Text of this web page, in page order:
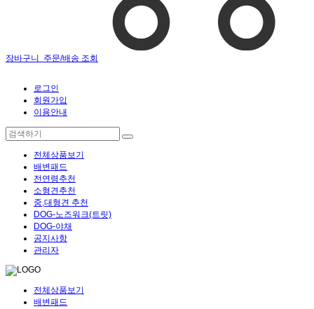
장바구니 주문/배송 조회
로그인
회원가입
이용안내
전체상품보기
배변패드
전연령추천
소형견추천
중,대형견 추천
DOG-노즈워크(트릿)
DOG-야채
공지사항
관리자
전체상품보기
배변패드